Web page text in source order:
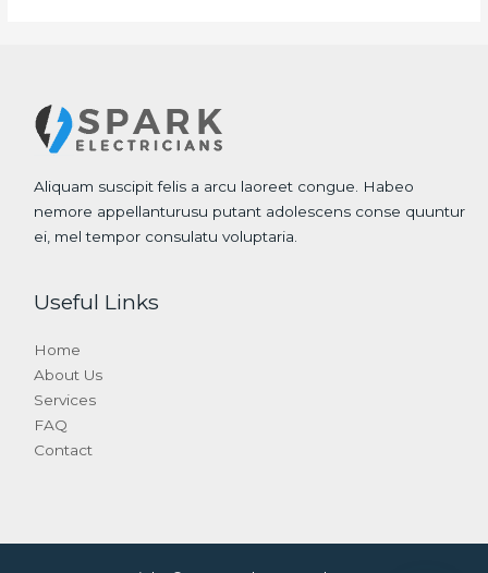
Aliquam suscipit felis a arcu laoreet congue. Habeo
nemore appellanturusu putant adolescens conse quuntur
ei, mel tempor consulatu voluptaria.
Useful Links
Home
About Us
Services
FAQ
Contact